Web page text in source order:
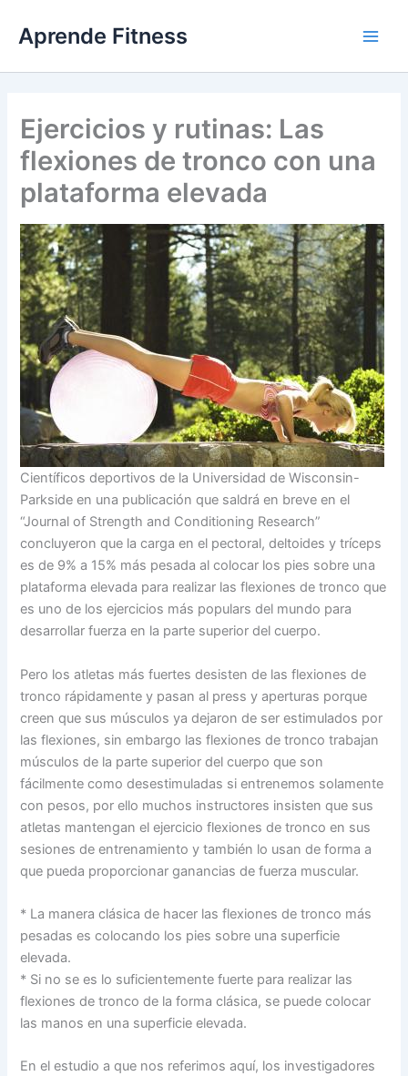
contenido
Aprende Fitness
Ejercicios y rutinas: Las
flexiones de tronco con una
plataforma elevada
Científicos deportivos de la Universidad de Wisconsin-
Parkside en una publicación que saldrá en breve en el
“Journal of Strength and Conditioning Research”
concluyeron que la carga en el pectoral, deltoides y tríceps
es de 9% a 15% más pesada al colocar los pies sobre una
plataforma elevada para realizar las flexiones de tronco que
es uno de los ejercicios más populars del mundo para
desarrollar fuerza en la parte superior del cuerpo.
Pero los atletas más fuertes desisten de las flexiones de
tronco rápidamente y pasan al press y aperturas porque
creen que sus músculos ya dejaron de ser estimulados por
las flexiones, sin embargo las flexiones de tronco trabajan
músculos de la parte superior del cuerpo que son
fácilmente como desestimuladas si entrenemos solamente
con pesos, por ello muchos instructores insisten que sus
atletas mantengan el ejercicio flexiones de tronco en sus
sesiones de entrenamiento y también lo usan de forma a
que pueda proporcionar ganancias de fuerza muscular.
* La manera clásica de hacer las flexiones de tronco más
pesadas es colocando los pies sobre una superficie
elevada.
* Si no se es lo suficientemente fuerte para realizar las
flexiones de tronco de la forma clásica, se puede colocar
las manos en una superficie elevada.
En el estudio a que nos referimos aquí, los investigadores